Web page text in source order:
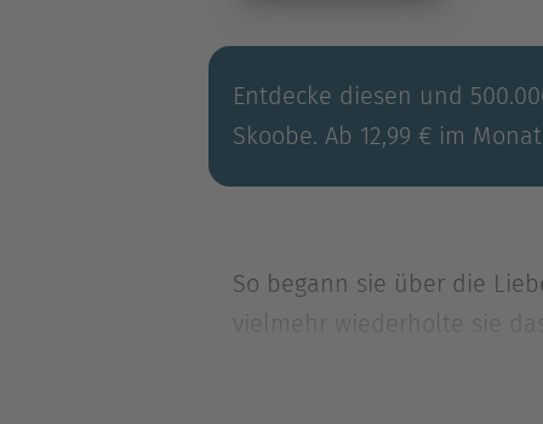
Entdecke diesen und
Skoobe. Ab 12,99 € im
So begann sie über die
vielmehr wiederholte sie
vielmehr wiederholte sie